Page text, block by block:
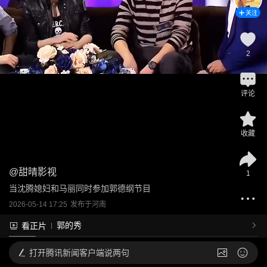
@甜晴影视
当沈腾媳妇和马丽同时参加郭德纲节目
2026-05-14 17:25 发布于河南
看正片 郭的秀
关注
2
评论
收藏
1
打开腾讯新闻客户端说两句